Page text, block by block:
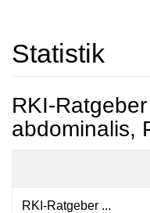
Statistik
RKI-
abdominalis,
RKI-Ratgeber ...